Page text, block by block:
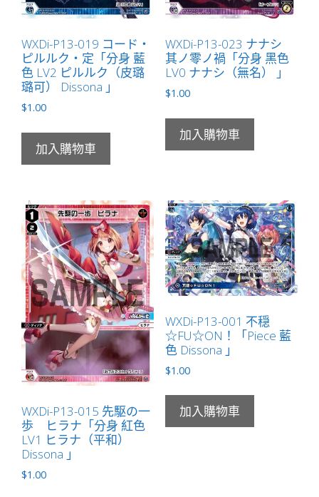
數
WXDi-P13-019 コード・
ピルルク・定「分身 藍
色 LV2 ピルルク（皮璐
璐可） Dissona 」
$1.00
加入購物車
WXDi-P13-023 ナナシ
其ノ零ノ禍「分身 黑色
LV0 ナナシ（無名） 」
$1.00
加入購物車
WXDi-P13-015 先駆の一
歩 ヒラナ「分身 紅色
LV1 ヒラナ（平和）
Dissona 」
$1.00
WXDi-P13-001 不穏
☆FU☆ON！「Piece 藍
色 Dissona 」
$1.00
加入購物車